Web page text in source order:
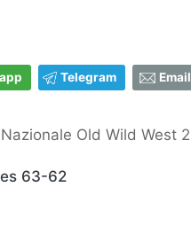
Telegram Email
Old Wild West
63-62